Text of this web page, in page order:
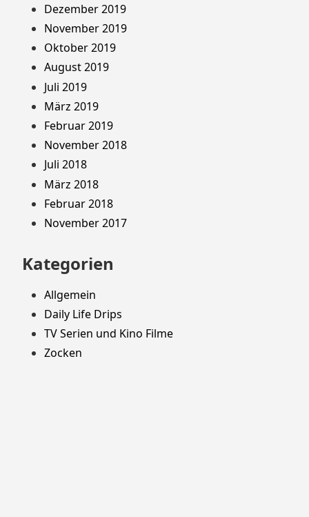
Dezember 2019
November 2019
Oktober 2019
August 2019
Juli 2019
März 2019
Februar 2019
November 2018
Juli 2018
März 2018
Februar 2018
November 2017
Kategorien
Allgemein
Daily Life Drips
TV Serien und Kino Filme
Zocken